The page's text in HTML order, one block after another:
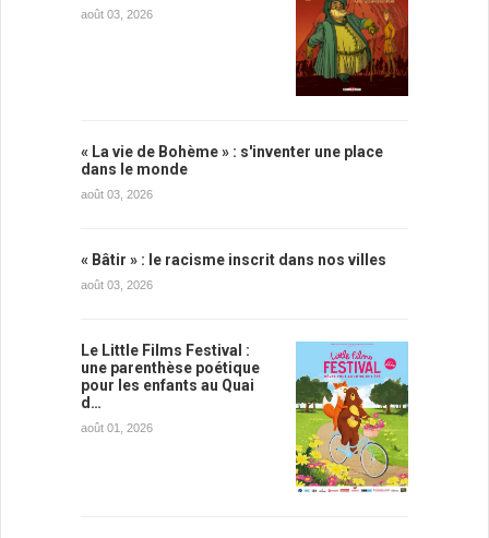
août 03, 2026
« La vie de Bohème » : s'inventer une place
dans le monde
août 03, 2026
« Bâtir » : le racisme inscrit dans nos villes
août 03, 2026
Le Little Films Festival :
une parenthèse poétique
pour les enfants au Quai
d…
août 01, 2026